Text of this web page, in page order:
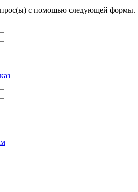
с помощью следующей формы.